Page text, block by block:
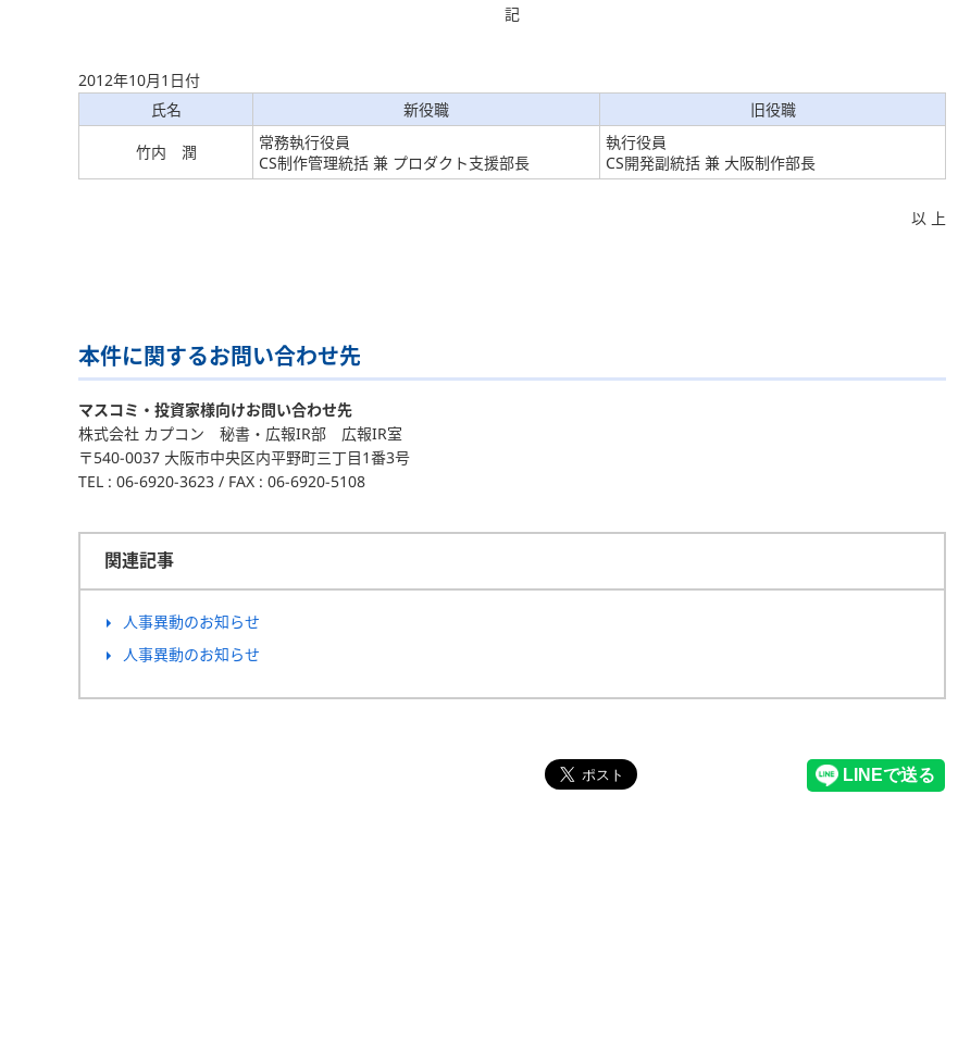
記
2012年10月1日付
氏名
新役職 旧役職
竹内 潤
常務執行役員
CS制作管理統括 兼 プロダクト支援部長
執行役員
CS開発副統括 兼 大阪制作部長
以 上
本件に関するお問い合わせ先
マスコミ・投資家様向けお問い合わせ先
株式会社 カプコン 秘書・広報IR部 広報IR室
〒540-0037 大阪市中央区内平野町三丁目1番3号
TEL : 06-6920-3623 / FAX : 06-6920-5108
関連記事
人事異動のお知らせ
人事異動のお知らせ